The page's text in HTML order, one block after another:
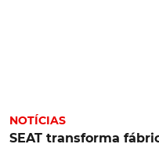
NOTÍCIAS
SEAT transforma